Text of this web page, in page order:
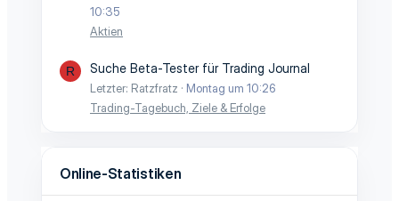
10:35
Aktien
R Suche Beta-Tester für Trading Journal
Letzter: Ratzfratz
Montag um 10:26
Trading-Tagebuch, Ziele & Erfolge
Online-Statistiken